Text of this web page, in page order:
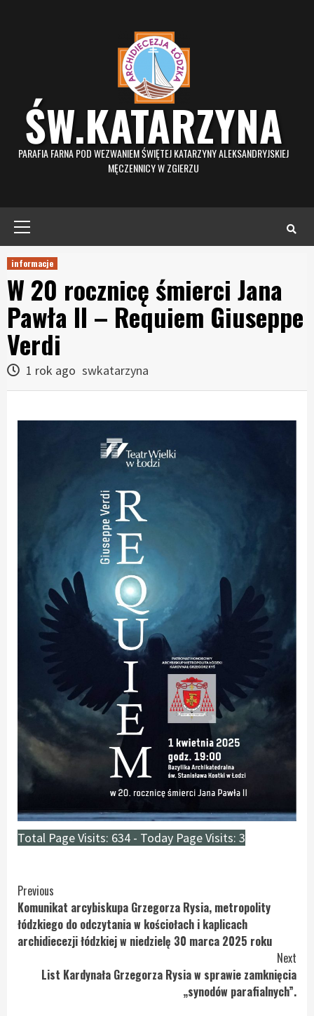
ŚW.KATARZYNA
PARAFIA FARNA POD WEZWANIEM ŚWIĘTEJ KATARZYNY ALEKSANDRYJSKIEJ
MĘCZENNICY W ZGIERZU
informacje
W 20 rocznicę śmierci Jana
Pawła II – Requiem Giuseppe
Verdi
1 rok ago swkatarzyna
Total Page Visits: 634 - Today Page Visits: 3
Continue
Reading
Previous
Komunikat arcybiskupa Grzegorza Rysia, metropolity
łódzkiego do odczytania w kościołach i kaplicach
archidiecezji łódzkiej w niedzielę 30 marca 2025 roku
Next
List Kardynała Grzegorza Rysia w sprawie zamknięcia
„synodów parafialnych”.